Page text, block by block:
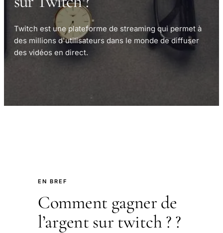
Twitch est une plateforme de streaming qui permet à
des millions d'utilisateurs dans le monde de diffuser
des vidéos en direct.
EN BREF
Comment gagner de
l’argent sur twitch ? ?